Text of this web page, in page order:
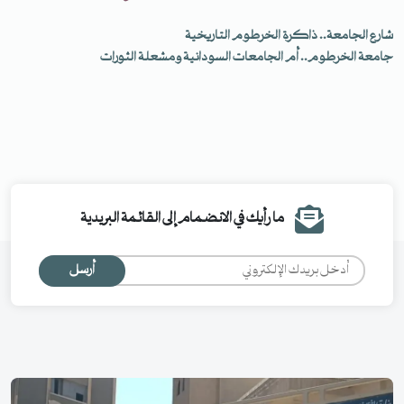
شارع الجامعة.. ذاكرة الخرطوم التاريخية
جامعة الخرطوم.. أم الجامعات السودانية ومشعلة الثورات
ما رأيك في الانضمام إلى القائمة البريدية
أرسل